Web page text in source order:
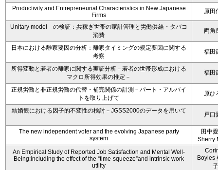
Productivity and Entrepreneurial Characteristics in New Japanese
Firms
原田
Unitary model の検証：共稼ぎ世帯の家計管理と労働供給・タバコ
消費
両角
日本における離家要因の分析：離家タイミングの規定要因に関する
考察
福田
所得変動と若者の離家に関する実証分析－若者の世帯形成における
マクロ所得効果の推定－
福田
正規労働と非正規労働の代替・補完関係の計測－パート・アルバイ
トを取り上げて
原ひ
結婚観における因子的不変性の検討－JGSS2000のデータを用いて
－
戸口
The new independent voter and the evolving Japanese party
system
田中
Sherry
An Empirical Study of Reported Job Satisfaction and Mental Well-
Being:including the effect of the “time-squeeze”and intrinsic work
utility
Boyles
子